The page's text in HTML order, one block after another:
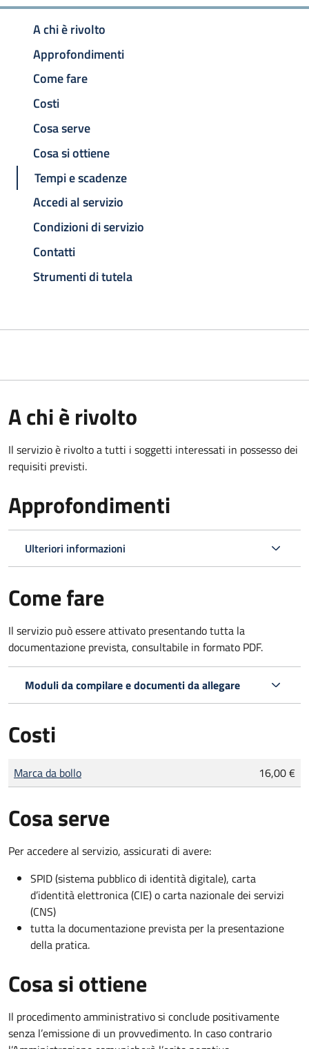
A chi è rivolto
Approfondimenti
Come fare
Costi
Cosa serve
Cosa si ottiene
Tempi e scadenze
Accedi al servizio
Condizioni di servizio
Contatti
Strumenti di tutela
A chi è rivolto
Il servizio è rivolto a tutti i soggetti interessati in possesso dei
requisiti previsti.
Approfondimenti
Ulteriori informazioni
Come fare
Il servizio può essere attivato presentando tutta la
documentazione prevista, consultabile in formato PDF.
Moduli da compilare e documenti da allegare
Costi
Tipo di pagamento
Importo
Marca da bollo 16,00 €
Cosa serve
Per accedere al servizio, assicurati di avere:
SPID (sistema pubblico di identità digitale), carta
d’identità elettronica (CIE) o carta nazionale dei servizi
(CNS)
tutta la documentazione prevista per la presentazione
della pratica.
Cosa si ottiene
Il procedimento amministrativo si conclude positivamente
senza l’emissione di un provvedimento. In caso contrario